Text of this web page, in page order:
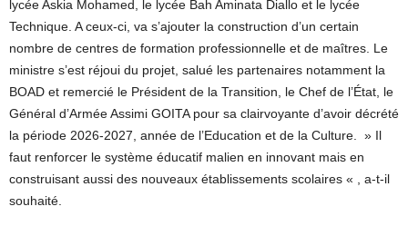
lycée Askia Mohamed, le lycée Bah Aminata Diallo et le lycée
Technique. A ceux-ci, va s’ajouter la construction d’un certain
nombre de centres de formation professionnelle et de maîtres. Le
ministre s’est réjoui du projet, salué les partenaires notamment la
BOAD et remercié le Président de la Transition, le Chef de l’État, le
Général d’Armée Assimi GOITA pour sa clairvoyante d’avoir décrété
la période 2026-2027, année de l’Education et de la Culture. » Il
faut renforcer le système éducatif malien en innovant mais en
construisant aussi des nouveaux établissements scolaires « , a-t-il
souhaité.